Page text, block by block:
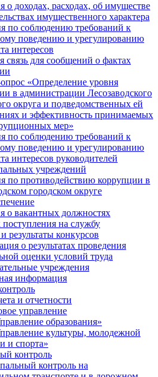
о доходах, расходах, об имуществе
имущественного характера
по соблюдению требований к
поведению и урегулированию
интересов
связь для сообщений о фактах
«Определение уровня
в администрации Лесозаводского
округа и подведомственных ей
и эффективность принимаемых
мер»
по соблюдению требований к
поведению и урегулированию
интересов руководителей
учреждений
по противодействию коррупции в
городском округе
о вакантных должностях
на службу
результаты конкурсов
о результатах проведения
оценки условий труда
учреждения
информация
и отчетности
управление
образования»
культуры, молодежной
и спорта»
контроль
контроль на